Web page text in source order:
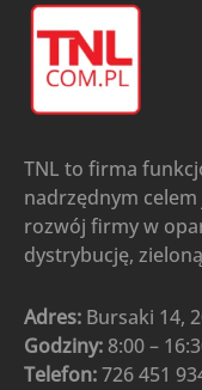
TNL to firma
nadrzędnym
rozwój firmy w
dystrybucję,
Adres: Bursaki 14,
Godziny: 8:00 –
Telefon:726 451